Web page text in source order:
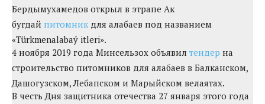
Бердымухамедов открыл в этрапе Ак
бугдай питомник для алабаев под названием
«Türkmenalabaý itleri».
4 ноября 2019 года Минсельзох объявил тендер на
строительство питомников для алабаев в Балканском,
Дашогузском, Лебапском и Марыйском велаятах.
В честь Дня защитника отечества 27 января этого года